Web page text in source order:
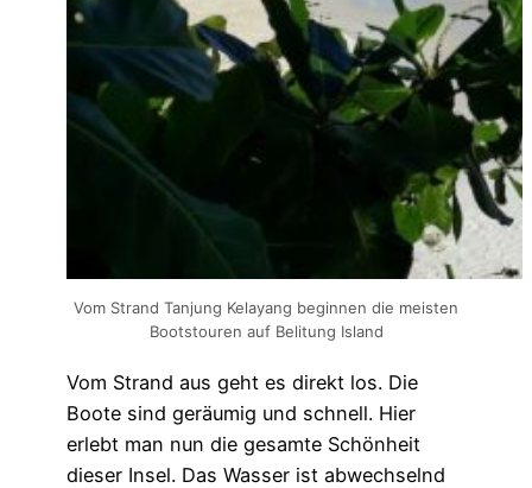
Vom Strand Tanjung Kelayang beginnen die meisten
Bootstouren auf Belitung Island
Vom Strand aus geht es direkt los. Die
Boote sind geräumig und schnell. Hier
erlebt man nun die gesamte Schönheit
dieser Insel. Das Wasser ist abwechselnd